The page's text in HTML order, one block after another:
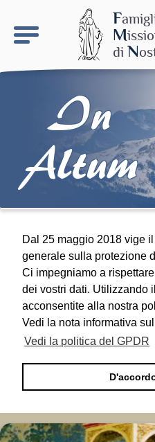
F
M
diN
Fai una
In
Altum
Dal 25 maggio 2018 vige
generale sulla protezione
Ci impegniamo a
dei vostri dati. Utilizzando
acconsentite alla nostra
Vedi la nota informativa
Vedi la politica del GPDR